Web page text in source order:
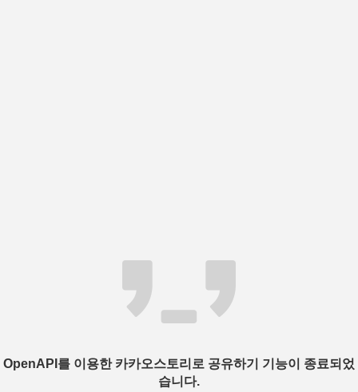
OpenAPI를 이용한 카카오스토리로 공유하기 기능이 종료되었
습니다.